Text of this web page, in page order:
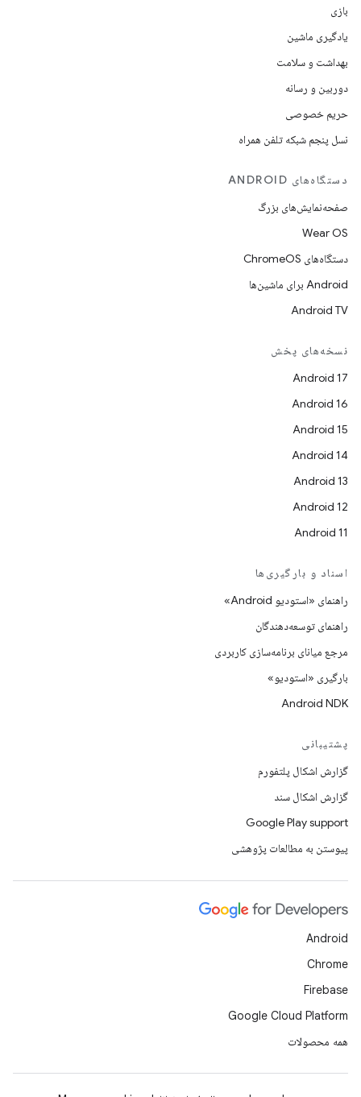
بازی
یادگیری ماشین
بهداشت و سلامت
دوربین و رسانه
حریم خصوصی
نسل پنجم شبکه تلفن همراه
دستگاه‌های ANDROID
صفحه‌نمایش‌های بزرگ
Wear OS
دستگاه‌های ChromeOS
Android برای ماشین‌ها
Android TV
نسخه‌های پخش
Android 17
Android 16
Android 15
Android 14
Android 13
Android 12
Android 11
اسناد و بارگیری‌ها
راهنمای «استودیو Android»
راهنمای توسعه‌دهندگان
مرجع میانای برنامه‌سازی کاربردی
بارگیری «استودیو»
Android NDK
پشتیبانی
گزارش اشکال پلتفورم
گزارش اشکال سند
Google Play support
پیوستن به مطالعات پژوهشی
Android
Chrome
Firebase
Google Cloud Platform
همه محصولات